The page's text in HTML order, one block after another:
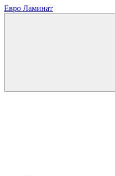
Евро Ламинат